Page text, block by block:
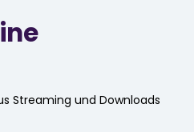
Streaming und Downloads